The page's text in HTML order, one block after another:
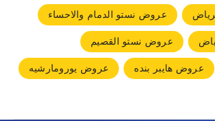
عروض نستو الدمام والاحساء
عروض نستو القصيم
عروض هايبر بنده عروض يورومارشيه